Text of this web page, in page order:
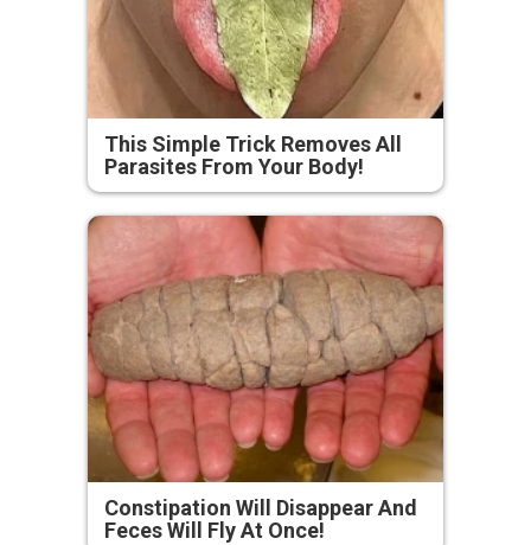
This Simple Trick Removes All
Parasites From Your Body!
Constipation Will Disappear And
Feces Will Fly At Once!